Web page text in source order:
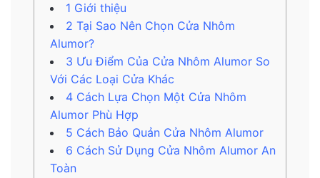
1 Giới thiệu
2 Tại Sao Nên Chọn Cửa Nhôm
Alumor?
3 Ưu Điểm Của Cửa Nhôm Alumor So
Với Các Loại Cửa Khác
4 Cách Lựa Chọn Một Cửa Nhôm
Alumor Phù Hợp
5 Cách Bảo Quản Cửa Nhôm Alumor
6 Cách Sử Dụng Cửa Nhôm Alumor An
Toàn